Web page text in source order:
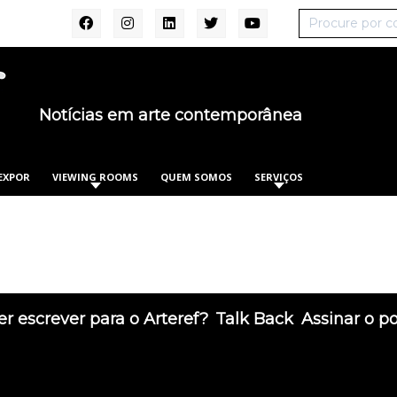
Notícias em arte contemporânea
VIEWING ROOMS QUEM SOMOS SERVIÇOS
escrever para o Arteref? Talk Back Assinar o